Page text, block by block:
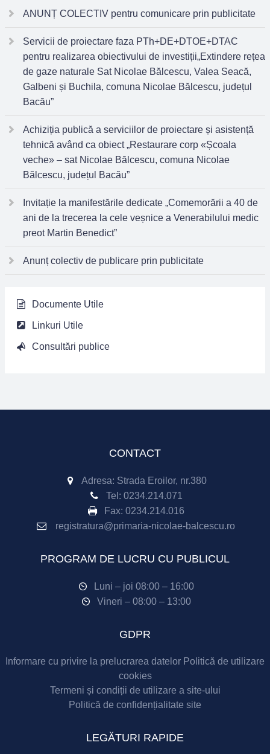
ANUNȚ COLECTIV pentru comunicare prin publicitate
Servicii de proiectare faza PTh+DE+DTOE+DTAC
pentru realizarea obiectivului de investiții„Extindere rețea
de gaze naturale Sat Nicolae Bălcescu, Valea Seacă,
Galbeni și Buchila, comuna Nicolae Bălcescu, județul
Bacău”
Achiziția publică a serviciilor de proiectare și asistență
tehnică având ca obiect „Restaurare corp «Școala
veche» – sat Nicolae Bălcescu, comuna Nicolae
Bălcescu, județul Bacău”
Invitație la manifestările dedicate „Comemorării a 40 de
ani de la trecerea la cele veșnice a Venerabilului medic
preot Martin Benedict”
Anunț colectiv de publicare prin publicitate
Documente Utile
Linkuri Utile
Consultări publice
CONTACT
Adresa: Strada Eroilor, nr.380
Tel: 0234.214.071
Fax: 0234.214.016
registratura@primaria-nicolae-balcescu.ro
PROGRAM DE LUCRU CU PUBLICUL
Luni – joi 08:00 – 16:00
Vineri – 08:00 – 13:00
GDPR
Informare cu privire la prelucrarea datelor Politică de utilizare
cookies
Termeni și condiții de utilizare a site-ului
Politică de confidențialitate site
LEGĂTURI RAPIDE